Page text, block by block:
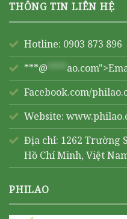
THÔNG TIN LIÊN HỆ
Hotline: 0903 873 896
***@ ****
Facebook.com/
Website:
Địa chỉ: 1262 Trường
Hồ Chí Minh, Việt
PHILAO